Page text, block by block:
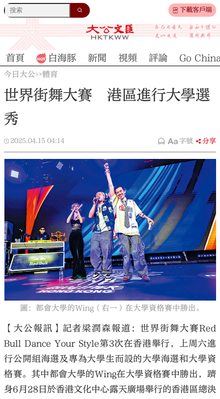
下載客戶端
大公文匯
首頁 白海豚 新聞 視頻 評論 Go
今日大公>>體育
世界街舞大賽 港區進行大學選
秀
2025.04.15 04:14 字號 分享
圖：都會大學的Wing（右一）在大學資格賽中勝出。
【大公報訊】記者梁潤森報道：世界街舞大賽Red
Bull Dance Your Style第3次在香港舉行，上周六進
行公開組海選及專為大學生而設的大學海選和大學資
格賽。其中都會大學的Wing在大學資格賽中勝出，躋
身6月28日於香港文化中心露天廣場舉行的香港區總決